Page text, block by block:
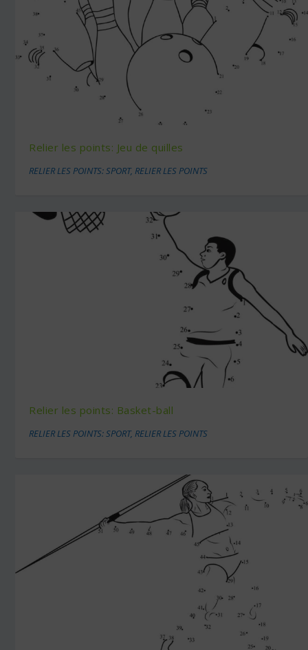
Relier les points: Jeu de quilles
RELIER LES POINTS: SPORT,RELIER LES POINTS
Relier les points: Basket-ball
RELIER LES POINTS: SPORT, RELIER LES POINTS